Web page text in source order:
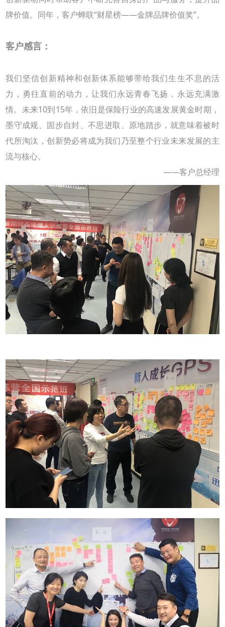
牌价值。同年，客户蝉联“财星榜——金牌品牌价值奖”。
客户感言：
我们坚信创新精神和创新体系能够带给我们生生不息的活
力，勇往直前的动力，让我们永远青春飞扬，永远充满激
情。未来10到15年，依旧是保险行业的高速发展黄金时期，
墨守成规、固步自封、不思进取、原地踏步，就意味着被时
代所淘汰，创新势必将成为我们乃至整个行业未来发展的主
流与核心。
——客户总经理